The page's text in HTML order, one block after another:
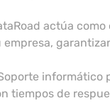
actúa
empresa,
informático
tiempos de